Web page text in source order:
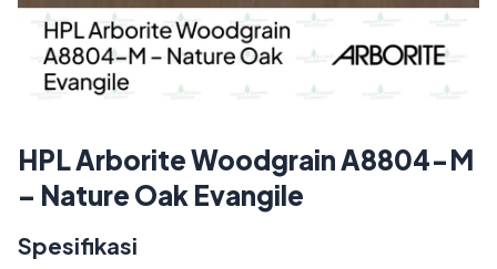
HPL Arborite Woodgrain A8804-M
– Nature Oak Evangile
Spesifikasi